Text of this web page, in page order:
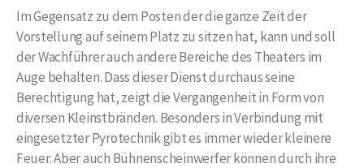
Im Gegensatz zu dem Posten der die ganze Zeit der
Vorstellung auf seinem Platz zu sitzen hat, kann und soll
der Wachführer auch andere Bereiche des Theaters im
Auge behalten. Dass dieser Dienst durchaus seine
Berechtigung hat, zeigt die Vergangenheit in Form von
diversen Kleinstbränden. Besonders in Verbindung mit
eingesetzter Pyrotechnik gibt es immer wieder kleinere
Feuer. Aber auch Bühnenscheinwerfer können durch ihre